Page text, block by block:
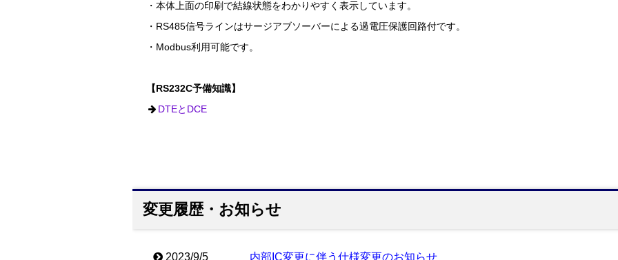
・本体上面の印刷で結線状態をわかりやすく表示しています。
・RS485信号ラインはサージアブソーバーによる過電圧保護回路付です。
・Modbus利用可能です。
【RS232C予備知識】
DTEとDCE
変更履歴・お知らせ
2023/9/5
内部IC変更に伴う仕様変更のお知らせ